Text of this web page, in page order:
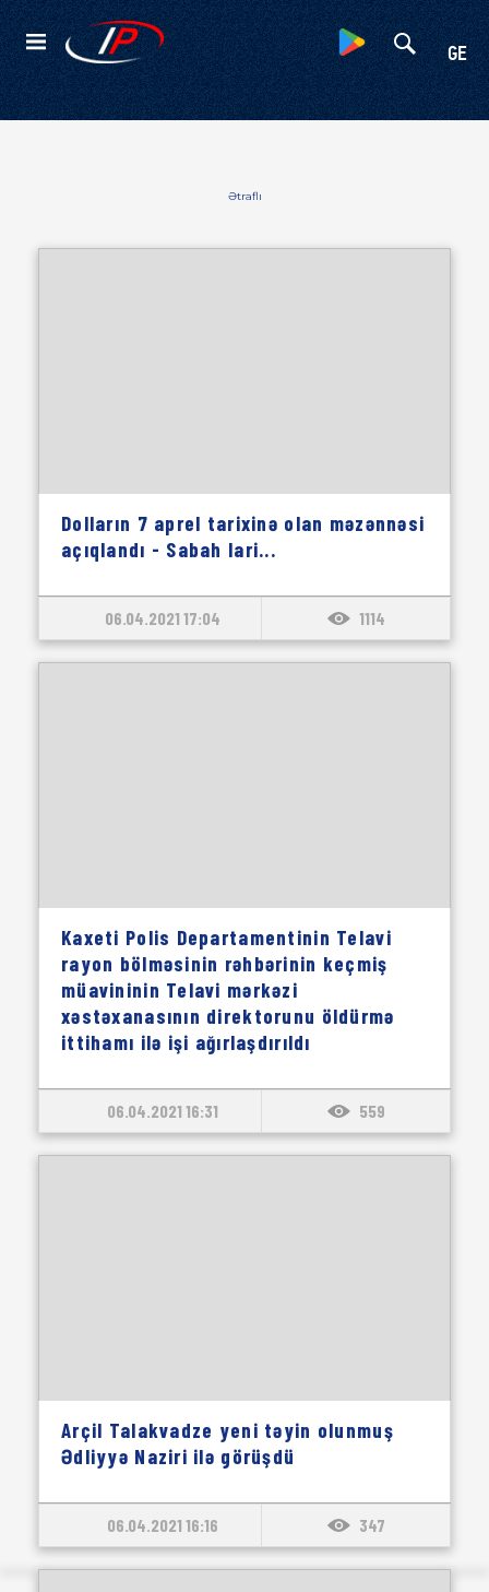
GE
Kateqoriyalar
Ətraflı
Dolların 7 aprel tarixinə olan məzənnəsi
açıqlandı - Sabah lari...
06.04.2021 17:04 1114
Kaxeti Polis Departamentinin Telavi
rayon bölməsinin rəhbərinin keçmiş
müavininin Telavi mərkəzi
xəstəxanasının direktorunu öldürmə
ittihamı ilə işi ağırlaşdırıldı
06.04.2021 16:31 559
Arçil Talakvadze yeni təyin olunmuş
Ədliyyə Naziri ilə görüşdü
06.04.2021 16:16 347